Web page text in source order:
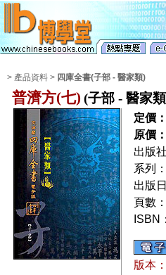
> 產品資料 > 四庫全書(子部 - 醫家類)
普濟方(七) (子部 - 醫家
定價：
原價：
出版社
系列：
出版
頁數：
ISBN：
版本